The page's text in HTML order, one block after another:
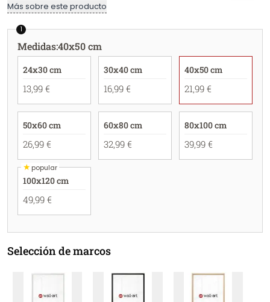
Más sobre este producto
1
Medidas:40x50 cm
24x30 cm
13,99 €
30x40 cm
16,99 €
40x50 cm
21,99 €
50x60 cm
26,99 €
60x80 cm
32,99 €
80x100 cm
39,99 €
★popular
100x120 cm
49,99 €
Selección de marcos